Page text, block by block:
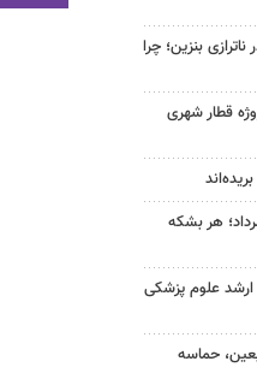
بنزین؛ چرا
قطار شهری
نفت امروز ۱۶ مرداد؛ هر بشکه
ارشد علوم پزشکی
حماسه